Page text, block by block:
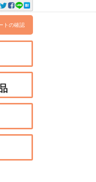
トの確認